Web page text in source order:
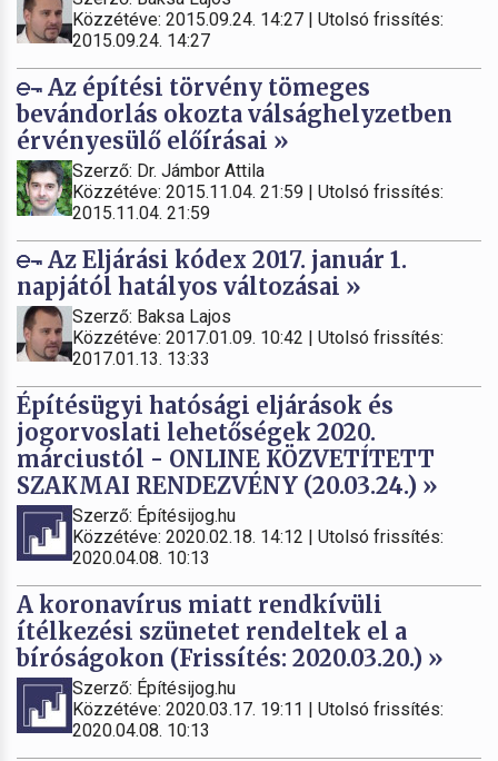
Közzétéve: 2015.09.24. 14:27 | Utolsó frissítés:
2015.09.24. 14:27
Az építési törvény tömeges
bevándorlás okozta válsághelyzetben
érvényesülő előírásai »
Szerző: Dr. Jámbor Attila
Közzétéve: 2015.11.04. 21:59 | Utolsó frissítés:
2015.11.04. 21:59
Az Eljárási kódex 2017. január 1.
napjától hatályos változásai »
Szerző: Baksa Lajos
Közzétéve: 2017.01.09. 10:42 | Utolsó frissítés:
2017.01.13. 13:33
Építésügyi hatósági eljárások és
jogorvoslati lehetőségek 2020.
márciustól - ONLINE KÖZVETÍTETT
SZAKMAI RENDEZVÉNY (20.03.24.) »
Szerző: Építésijog.hu
Közzétéve: 2020.02.18. 14:12 | Utolsó frissítés:
2020.04.08. 10:13
A koronavírus miatt rendkívüli
ítélkezési szünetet rendeltek el a
bíróságokon (Frissítés: 2020.03.20.) »
Szerző: Építésijog.hu
Közzétéve: 2020.03.17. 19:11 | Utolsó frissítés:
2020.04.08. 10:13